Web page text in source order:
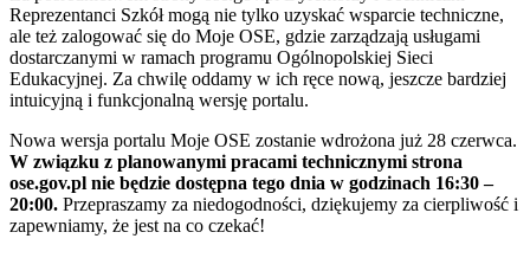
Reprezentanci Szkół mogą nie tylko uzyskać wsparcie techniczne,
ale też zalogować się do Moje OSE, gdzie zarządzają usługami
dostarczanymi w ramach programu Ogólnopolskiej Sieci
Edukacyjnej. Za chwilę oddamy w ich ręce nową, jeszcze bardziej
intuicyjną i funkcjonalną wersję portalu.
Nowa wersja portalu Moje OSE zostanie wdrożona już 28 czerwca.
W związku z planowanymi pracami technicznymi strona
ose.gov.pl nie będzie dostępna tego dnia w godzinach 16:30 –
20:00. Przepraszamy za niedogodności, dziękujemy za cierpliwość i
zapewniamy, że jest na co czekać!